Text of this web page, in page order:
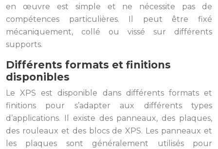
en œuvre est simple et ne nécessite pas de
compétences particulières. Il peut être fixé
mécaniquement, collé ou vissé sur différents
supports.
Différents formats et finitions
disponibles
Le XPS est disponible dans différents formats et
finitions pour s’adapter aux différents types
d’applications. Il existe des panneaux, des plaques,
des rouleaux et des blocs de XPS. Les panneaux et
les plaques sont généralement utilisés pour